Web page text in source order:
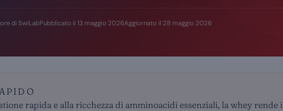
di SwiLabPubblicato il 13 maggio 2026Aggiornato il 28 maggio 2026
rapida e alla ricchezza di amminoacidi essenziali, la whey rende i